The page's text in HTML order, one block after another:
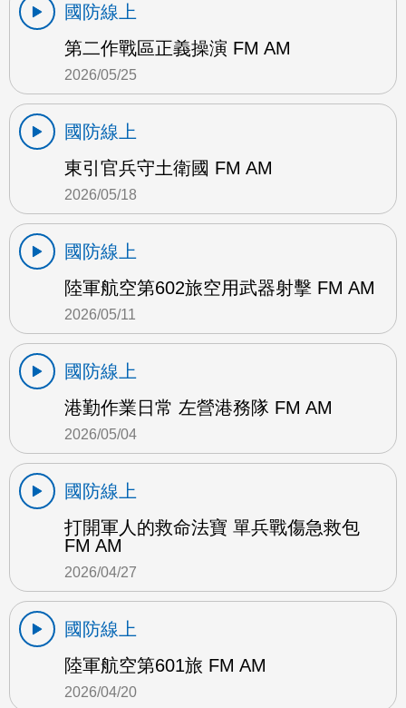
國防線上
第二作戰區正義操演 FM AM
2026/05/25
國防線上
東引官兵守土衛國 FM AM
2026/05/18
國防線上
陸軍航空第602旅空用武器射擊 FM AM
2026/05/11
國防線上
港勤作業日常 左營港務隊 FM AM
2026/05/04
國防線上
打開軍人的救命法寶 單兵戰傷急救包
FM AM
2026/04/27
國防線上
陸軍航空第601旅 FM AM
2026/04/20